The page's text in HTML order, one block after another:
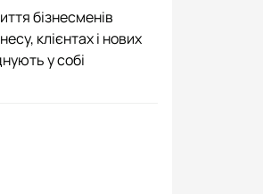
бізнесменів
клієнтах і нових
у собі